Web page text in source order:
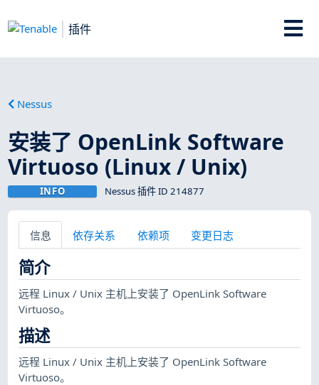
插件
Nessus
安装了 OpenLink Software
Virtuoso (Linux / Unix)
INFO Nessus 插件 ID 214877
信息 依存关系 依赖项 变更日志
简介
远程 Linux / Unix 主机上安装了 OpenLink Software
Virtuoso。
描述
远程 Linux / Unix 主机上安装了 OpenLink Software
Virtuoso。